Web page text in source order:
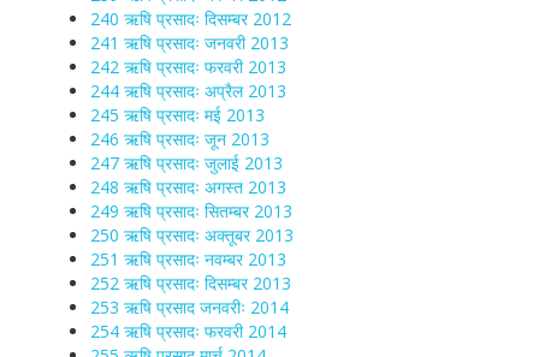
240 ऋषि प्रसादः दिसम्बर 2012
241 ऋषि प्रसादः जनवरी 2013
242 ऋषि प्रसादः फरवरी 2013
244 ऋषि प्रसादः अप्रैल 2013
245 ऋषि प्रसादः मई 2013
246 ऋषि प्रसादः जून 2013
247 ऋषि प्रसादः जुलाई 2013
248 ऋषि प्रसादः अगस्त 2013
249 ऋषि प्रसादः सितम्बर 2013
250 ऋषि प्रसादः अक्तूबर 2013
251 ऋषि प्रसादः नवम्बर 2013
252 ऋषि प्रसादः दिसम्बर 2013
253 ऋषि प्रसाद जनवरीः 2014
254 ऋषि प्रसादः फरवरी 2014